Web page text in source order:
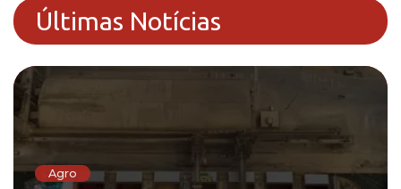
Últimas Notícias
Agro